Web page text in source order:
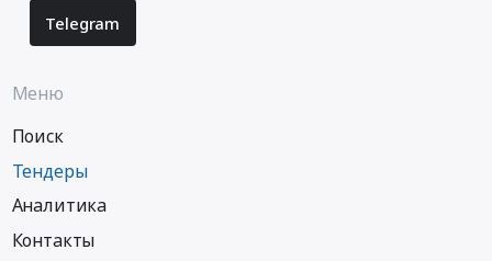
Telegram
Меню
Поиск
Тендеры
Аналитика
Контакты